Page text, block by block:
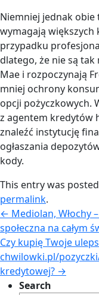
Niemniej jednak
wymagają
przypadku
dlatego, że nie są
Mae i rozpoczynają
mniej ochrony
opcji pożyczkowych.
z agentem kredytów
znaleźć instytucję
ogłaszania
kody.
This entry was
permalink.
← Mediolan, Włochy
społeczna na całym
Czy kupię Twoje
chwilowki.pl/
kredytowej? →
Search